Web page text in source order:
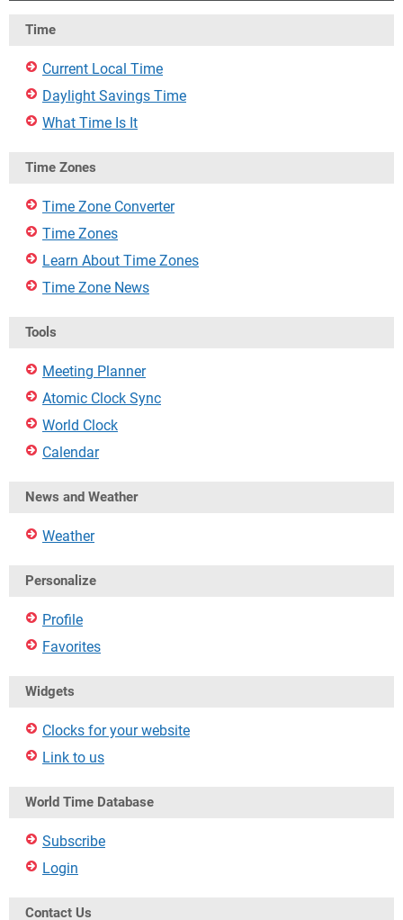
Time
Current Local Time
Daylight Savings Time
What Time Is It
Time Zones
Time Zone Converter
Time Zones
Learn About Time Zones
Time Zone News
Tools
Meeting Planner
Atomic Clock Sync
World Clock
Calendar
News and Weather
Weather
Personalize
Profile
Favorites
Widgets
Clocks for your website
Link to us
World Time Database
Subscribe
Login
Contact Us